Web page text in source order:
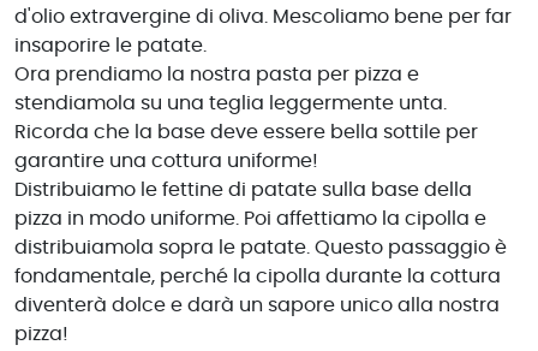
d'olio extravergine di oliva. Mescoliamo bene per far
insaporire le patate.
Ora prendiamo la nostra pasta per pizza e
stendiamola su una teglia leggermente unta.
Ricorda che la base deve essere bella sottile per
garantire una cottura uniforme!
Distribuiamo le fettine di patate sulla base della
pizza in modo uniforme. Poi affettiamo la cipolla e
distribuiamola sopra le patate. Questo passaggio è
fondamentale, perché la cipolla durante la cottura
diventerà dolce e darà un sapore unico alla nostra
pizza!